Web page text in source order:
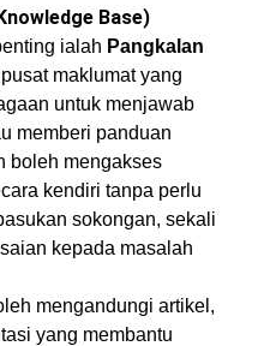
Base)
ialah Pangkalan
maklumat yang
untuk menjawab
memberi panduan
boleh mengakses
kendiri tanpa perlu
sokongan, sekali
kepada masalah
mengandungi artikel,
yang membantu